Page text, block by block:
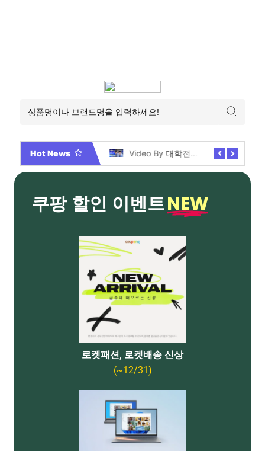
Hot News Video By 대학전쟁 시즌 3 전편 공개 완료!
쿠팡 할인 이벤트NEW
로켓패션, 로켓배송 신상
(~12/31)